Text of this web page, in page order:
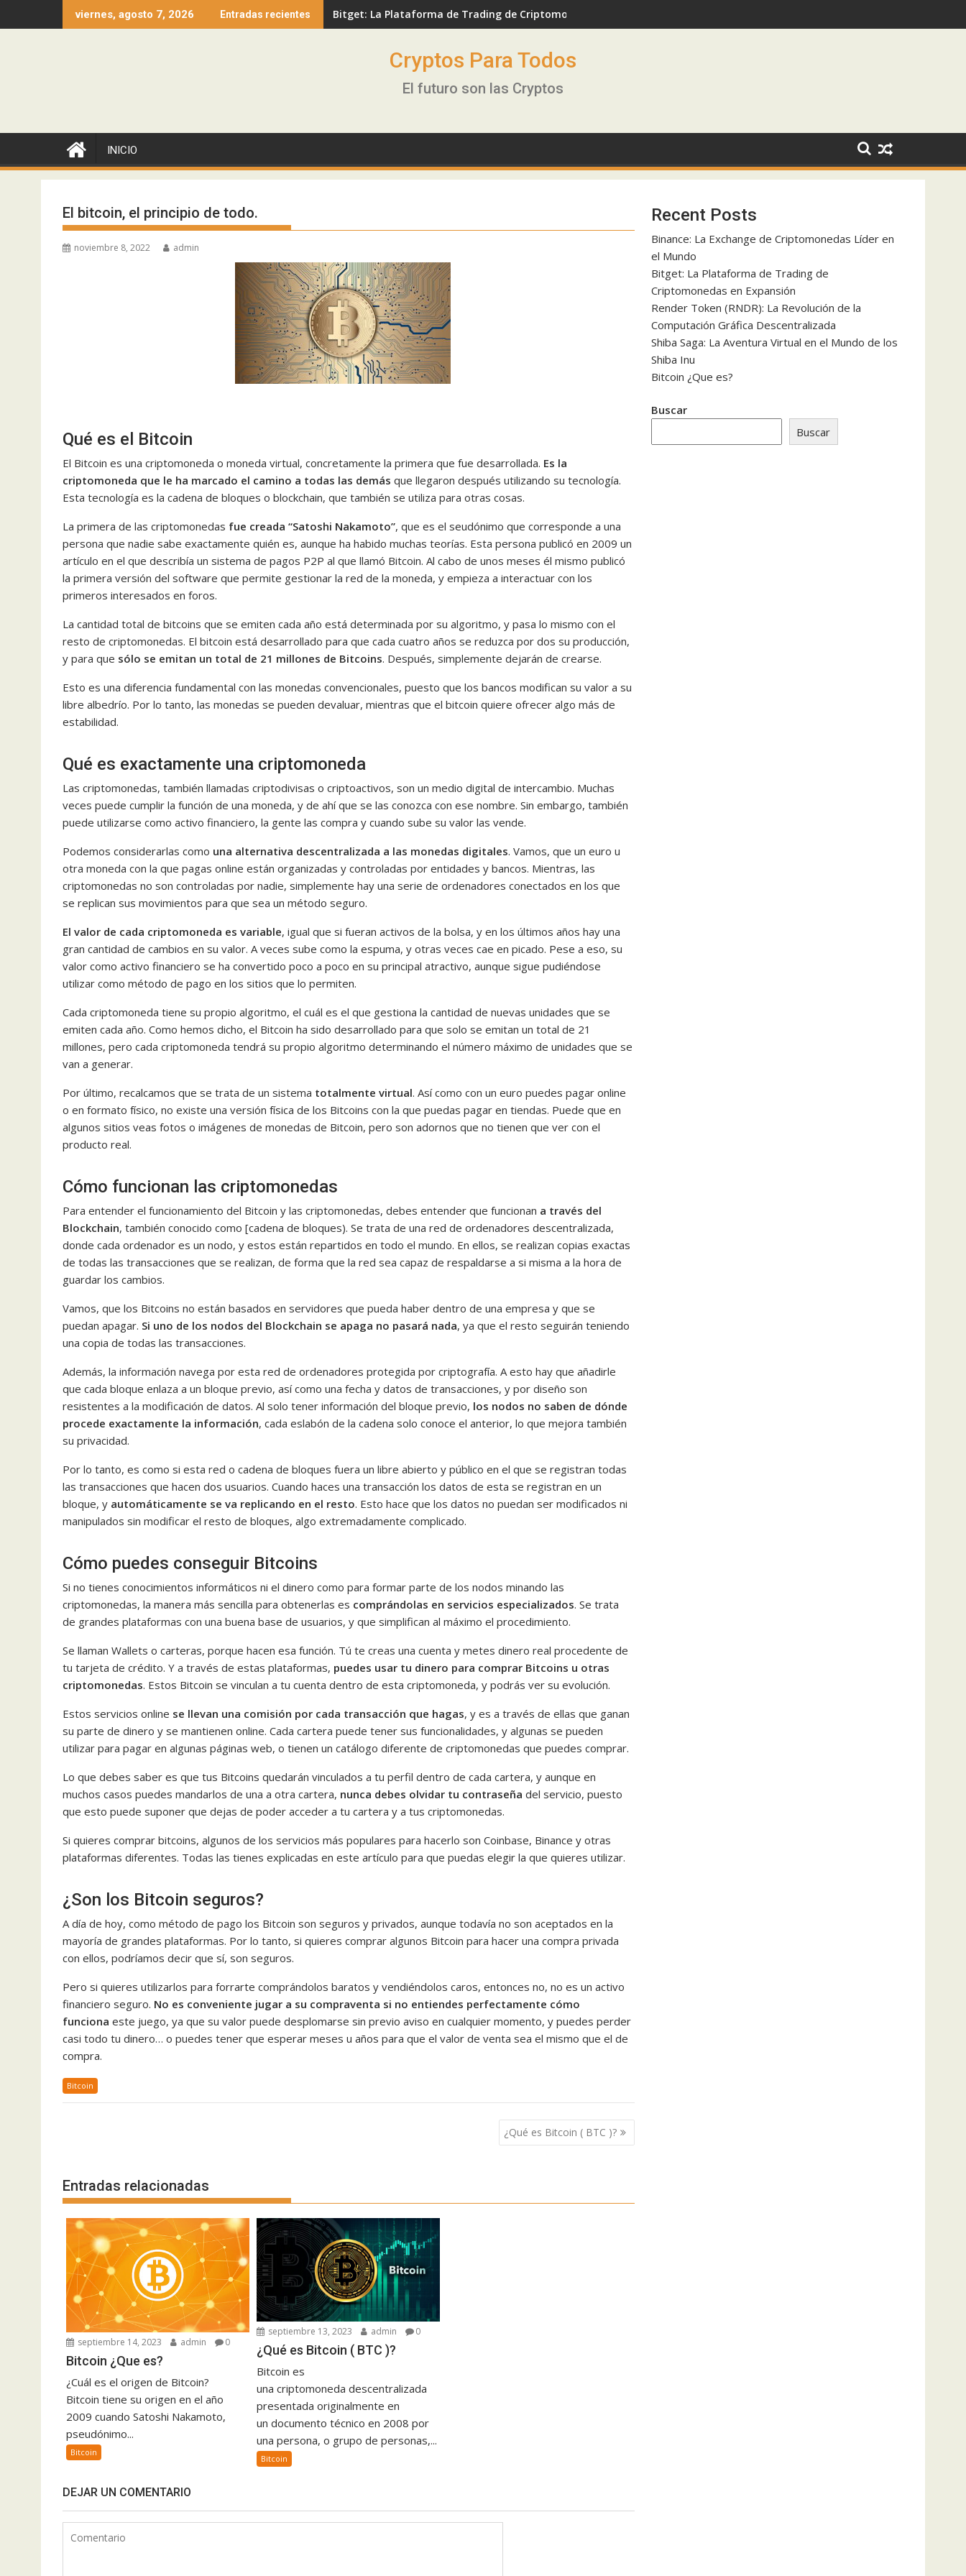
al
viernes, agosto 7, 2026 Entradas recientes Bitget: La Plataforma de Trading de Criptomonedas en Expansión
Cryptos Para Todos
El futuro son las Cryptos
INICIO
El bitcoin, el principio de todo.
noviembre 8, 2022 admin
Qué es el Bitcoin
El Bitcoin es una criptomoneda o moneda virtual, concretamente la primera que fue desarrollada. Es la
criptomoneda que le ha marcado el camino a todas las demás que llegaron después utilizando su tecnología.
Esta tecnología es la cadena de bloques o blockchain, que también se utiliza para otras cosas.
La primera de las criptomonedas fue creada “Satoshi Nakamoto”, que es el seudónimo que corresponde a una
persona que nadie sabe exactamente quién es, aunque ha habido muchas teorías. Esta persona publicó en 2009 un
artículo en el que describía un sistema de pagos P2P al que llamó Bitcoin. Al cabo de unos meses él mismo publicó
la primera versión del software que permite gestionar la red de la moneda, y empieza a interactuar con los
primeros interesados en foros.
La cantidad total de bitcoins que se emiten cada año está determinada por su algoritmo, y pasa lo mismo con el
resto de criptomonedas. El bitcoin está desarrollado para que cada cuatro años se reduzca por dos su producción,
y para que sólo se emitan un total de 21 millones de Bitcoins. Después, simplemente dejarán de crearse.
Esto es una diferencia fundamental con las monedas convencionales, puesto que los bancos modifican su valor a su
libre albedrío. Por lo tanto, las monedas se pueden devaluar, mientras que el bitcoin quiere ofrecer algo más de
estabilidad.
Qué es exactamente una criptomoneda
Las criptomonedas, también llamadas criptodivisas o criptoactivos, son un medio digital de intercambio. Muchas
veces puede cumplir la función de una moneda, y de ahí que se las conozca con ese nombre. Sin embargo, también
puede utilizarse como activo financiero, la gente las compra y cuando sube su valor las vende.
Podemos considerarlas como una alternativa descentralizada a las monedas digitales. Vamos, que un euro u
otra moneda con la que pagas online están organizadas y controladas por entidades y bancos. Mientras, las
criptomonedas no son controladas por nadie, simplemente hay una serie de ordenadores conectados en los que
se replican sus movimientos para que sea un método seguro.
El valor de cada criptomoneda es variable, igual que si fueran activos de la bolsa, y en los últimos años hay una
gran cantidad de cambios en su valor. A veces sube como la espuma, y otras veces cae en picado. Pese a eso, su
valor como activo financiero se ha convertido poco a poco en su principal atractivo, aunque sigue pudiéndose
utilizar como método de pago en los sitios que lo permiten.
Cada criptomoneda tiene su propio algoritmo, el cuál es el que gestiona la cantidad de nuevas unidades que se
emiten cada año. Como hemos dicho, el Bitcoin ha sido desarrollado para que solo se emitan un total de 21
millones, pero cada criptomoneda tendrá su propio algoritmo determinando el número máximo de unidades que se
van a generar.
Por último, recalcamos que se trata de un sistema totalmente virtual. Así como con un euro puedes pagar online
o en formato físico, no existe una versión física de los Bitcoins con la que puedas pagar en tiendas. Puede que en
algunos sitios veas fotos o imágenes de monedas de Bitcoin, pero son adornos que no tienen que ver con el
producto real.
Cómo funcionan las criptomonedas
Para entender el funcionamiento del Bitcoin y las criptomonedas, debes entender que funcionan a través del
Blockchain, también conocido como [cadena de bloques). Se trata de una red de ordenadores descentralizada,
donde cada ordenador es un nodo, y estos están repartidos en todo el mundo. En ellos, se realizan copias exactas
de todas las transacciones que se realizan, de forma que la red sea capaz de respaldarse a si misma a la hora de
guardar los cambios.
Vamos, que los Bitcoins no están basados en servidores que pueda haber dentro de una empresa y que se
puedan apagar. Si uno de los nodos del Blockchain se apaga no pasará nada, ya que el resto seguirán teniendo
una copia de todas las transacciones.
Además, la información navega por esta red de ordenadores protegida por criptografía. A esto hay que añadirle
que cada bloque enlaza a un bloque previo, así como una fecha y datos de transacciones, y por diseño son
resistentes a la modificación de datos. Al solo tener información del bloque previo, los nodos no saben de dónde
procede exactamente la información, cada eslabón de la cadena solo conoce el anterior, lo que mejora también
su privacidad.
Por lo tanto, es como si esta red o cadena de bloques fuera un libre abierto y público en el que se registran todas
las transacciones que hacen dos usuarios. Cuando haces una transacción los datos de esta se registran en un
bloque, y automáticamente se va replicando en el resto. Esto hace que los datos no puedan ser modificados ni
manipulados sin modificar el resto de bloques, algo extremadamente complicado.
Cómo puedes conseguir Bitcoins
Si no tienes conocimientos informáticos ni el dinero como para formar parte de los nodos minando las
criptomonedas, la manera más sencilla para obtenerlas es comprándolas en servicios especializados. Se trata
de grandes plataformas con una buena base de usuarios, y que simplifican al máximo el procedimiento.
Se llaman Wallets o carteras, porque hacen esa función. Tú te creas una cuenta y metes dinero real procedente de
tu tarjeta de crédito. Y a través de estas plataformas, puedes usar tu dinero para comprar Bitcoins u otras
criptomonedas. Estos Bitcoin se vinculan a tu cuenta dentro de esta criptomoneda, y podrás ver su evolución.
Estos servicios online se llevan una comisión por cada transacción que hagas, y es a través de ellas que ganan
su parte de dinero y se mantienen online. Cada cartera puede tener sus funcionalidades, y algunas se pueden
utilizar para pagar en algunas páginas web, o tienen un catálogo diferente de criptomonedas que puedes comprar.
Lo que debes saber es que tus Bitcoins quedarán vinculados a tu perfil dentro de cada cartera, y aunque en
muchos casos puedes mandarlos de una a otra cartera, nunca debes olvidar tu contraseña del servicio, puesto
que esto puede suponer que dejas de poder acceder a tu cartera y a tus criptomonedas.
Si quieres comprar bitcoins, algunos de los servicios más populares para hacerlo son Coinbase, Binance y otras
plataformas diferentes. Todas las tienes explicadas en este artículo para que puedas elegir la que quieres utilizar.
¿Son los Bitcoin seguros?
A día de hoy, como método de pago los Bitcoin son seguros y privados, aunque todavía no son aceptados en la
mayoría de grandes plataformas. Por lo tanto, si quieres comprar algunos Bitcoin para hacer una compra privada
con ellos, podríamos decir que sí, son seguros.
Pero si quieres utilizarlos para forrarte comprándolos baratos y vendiéndolos caros, entonces no, no es un activo
financiero seguro. No es conveniente jugar a su compraventa si no entiendes perfectamente cómo
funciona este juego, ya que su valor puede desplomarse sin previo aviso en cualquier momento, y puedes perder
casi todo tu dinero… o puedes tener que esperar meses u años para que el valor de venta sea el mismo que el de
compra.
Bitcoin
¿Qué es Bitcoin ( BTC )?
Entradas relacionadas
septiembre 14, 2023 admin 0
Bitcoin ¿Que es?
¿Cuál es el origen de Bitcoin?
Bitcoin tiene su origen en el año
2009 cuando Satoshi Nakamoto,
pseudónimo...
Bitcoin
septiembre 13, 2023 admin 0
¿Qué es Bitcoin ( BTC )?
Bitcoin es
una criptomoneda descentralizada
presentada originalmente en
un documento técnico en 2008 por
una persona, o grupo de personas,...
Bitcoin
DEJAR UN COMENTARIO
Recent Posts
Binance: La Exchange de Criptomonedas Líder en
el Mundo
Bitget: La Plataforma de Trading de
Criptomonedas en Expansión
Render Token (RNDR): La Revolución de la
Computación Gráfica Descentralizada
Shiba Saga: La Aventura Virtual en el Mundo de los
Shiba Inu
Bitcoin ¿Que es?
Buscar
Buscar